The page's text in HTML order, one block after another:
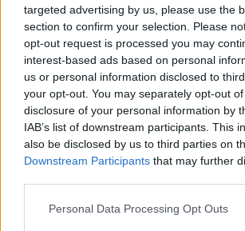
targeted advertising by us, please use the
section to confirm your selection. Please
opt-out request is processed you may
interest-based ads based on personal
us or personal information disclosed to
your opt-out. You may separately opt-out
disclosure of your personal information by
IAB’s list of downstream participants. This
also be disclosed by us to third parties on
Downstream Participants that may further
Please note that this website/app uses one
Personal Data Processing Opt Outs
ΠΡΟΛΗΨΗ & ΘΕΡΑΠΕΙΑ 3 ω. πριν
Το μυαλό μπορεί να γυμναστεί,
και οι μύες – Νευρολόγος
ενισχύσετε την υγεία του